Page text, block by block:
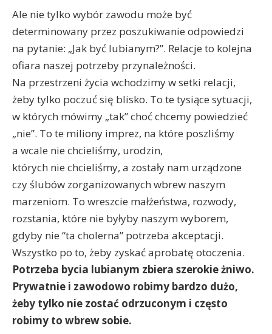
Ale nie tylko wybór zawodu może być
determinowany przez poszukiwanie odpowiedzi
na pytanie: „Jak być lubianym?”. Relacje to kolejna
ofiara naszej potrzeby przynależności.
Na przestrzeni życia wchodzimy w setki relacji,
żeby tylko poczuć się blisko. To te tysiące sytuacji,
w których mówimy „tak” choć chcemy powiedzieć
„nie”. To te miliony imprez, na które poszliśmy
a wcale nie chcieliśmy, urodzin,
których nie chcieliśmy, a zostały nam urządzone
czy ślubów zorganizowanych wbrew naszym
marzeniom. To wreszcie małżeństwa, rozwody,
rozstania, które nie byłyby naszym wyborem,
gdyby nie “ta cholerna” potrzeba akceptacji.
Wszystko po to, żeby zyskać aprobatę otoczenia.
Potrzeba bycia lubianym zbiera szerokie żniwo.
Prywatnie i zawodowo robimy bardzo dużo,
żeby tylko nie zostać odrzuconym i często
robimy to wbrew sobie.